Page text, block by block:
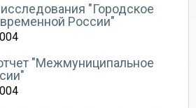
"Городское
России"
"Межмуниципальное